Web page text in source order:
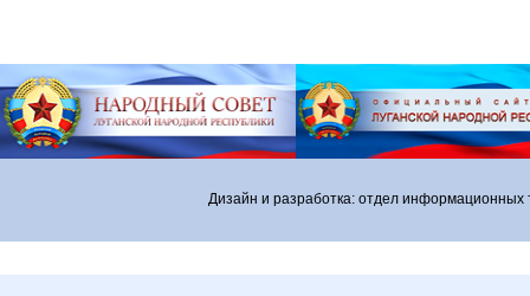
Дизайн и разработка: отдел информационных